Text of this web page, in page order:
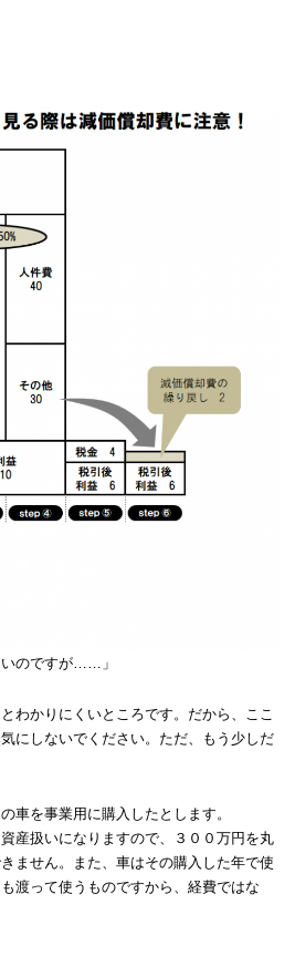
のですが……」
わかりにくいところです。だから、ここ
にしないでください。ただ、もう少しだ
車を事業用に購入したとします。
産扱いになりますので、３００万円を丸
ません。また、車はその購入した年で使
渡って使うものですから、経費ではな